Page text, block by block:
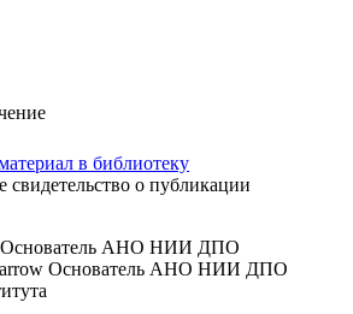
в библиотеку
свидетельство о публикации